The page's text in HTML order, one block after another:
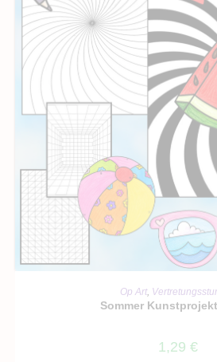
IN DEN
Op Art,
Sommer
1,29 €